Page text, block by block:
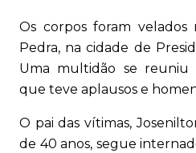
Os corpos foram
Pedra, na cidade de
Uma multidão se reuniu
que teve aplausos e
O pai das vítimas,
de 40 anos, segue